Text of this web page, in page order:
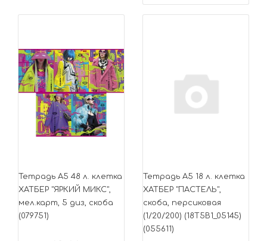
Тетрадь А5 48 л. клетка
ХАТБЕР "ЯРКИЙ МИКС",
мел.карт, 5 диз, скоба
(079751)
Тетрадь А5 18 л. клетка
ХАТБЕР "ПАСТЕЛЬ",
скоба, персиковая
(1/20/200) (18Т5В1_05145)
(055611)